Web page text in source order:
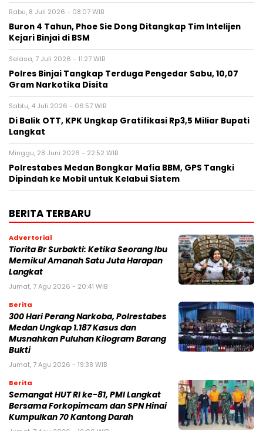
Rabu, 8 Juli 2026 - 08:07 WIB
Buron 4 Tahun, Phoe Sie Dong Ditangkap Tim Intelijen
Kejari Binjai di BSM
Selasa, 7 Juli 2026 - 11:27 WIB
Polres Binjai Tangkap Terduga Pengedar Sabu, 10,07
Gram Narkotika Disita
Sabtu, 4 Juli 2026 - 06:57 WIB
Di Balik OTT, KPK Ungkap Gratifikasi Rp3,5 Miliar Bupati
Langkat
Minggu, 28 Juni 2026 - 22:52 WIB
Polrestabes Medan Bongkar Mafia BBM, GPS Tangki
Dipindah ke Mobil untuk Kelabui Sistem
BERITA TERBARU
Advertorial
Tiorita Br Surbakti: Ketika Seorang Ibu
Memikul Amanah Satu Juta Harapan
Langkat
Jumat, 7 Agu 2026 - 20:41 WIB
Berita
300 Hari Perang Narkoba, Polrestabes
Medan Ungkap 1.187 Kasus dan
Musnahkan Puluhan Kilogram Barang
Bukti
Jumat, 7 Agu 2026 - 19:38 WIB
Berita
Semangat HUT RI ke-81, PMI Langkat
Bersama Forkopimcam dan SPN Hinai
Kumpulkan 70 Kantong Darah